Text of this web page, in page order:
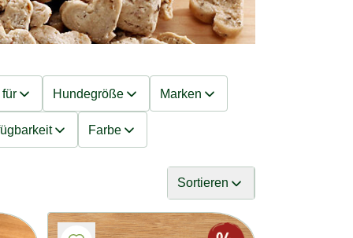
Hundegröße Marken
Farbe
Sortieren